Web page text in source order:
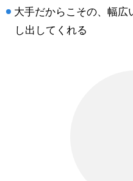
大手だからこその、幅広
し出してくれる